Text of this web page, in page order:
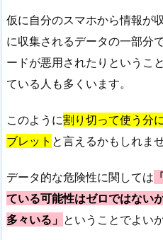
仮に自分のスマホから情報が
に収集されるデータの一部分
ードが悪用されたりというこ
ている人も多くいます。
このように割り切って使う分
ブレット と言えるかもしれませ
データ的な危険性に関しては
ている可能性はゼロではない
多々いる」 ということでよい